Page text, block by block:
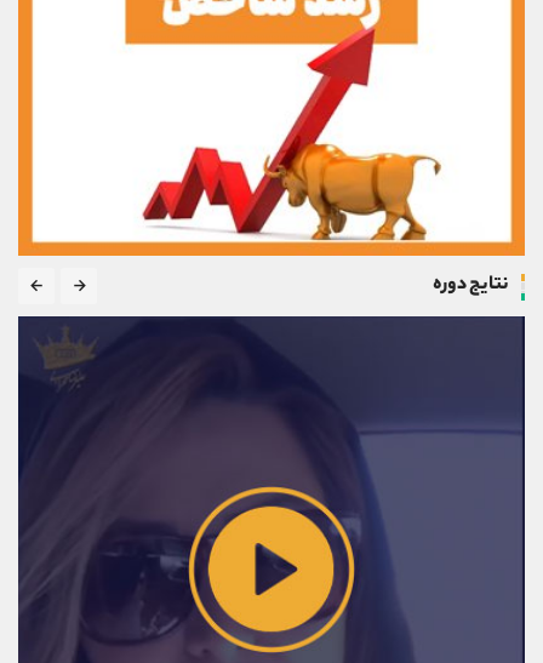
نتایج دوره